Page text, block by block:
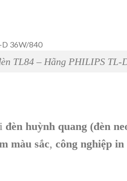
TL84 – Hãng PHILIPS TL-
đèn huỳnh quang (đèn
màu sắc, công nghiệp in